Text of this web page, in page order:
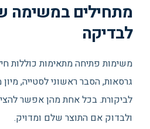
מתחילים במשימה
לבדיקה
משימות פתיחה מתאימות כוללות
גרסאות, הסבר ראשוני לסטייה,
לביקורת. בכל אחת מהן אפשר
ולבדוק אם התוצר שלם ומדויק.